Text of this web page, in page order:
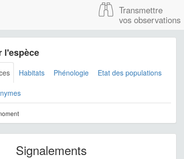
Transmettre
vos observations
l'espèce
Habitats Phénologie Etat des populations
Signalements